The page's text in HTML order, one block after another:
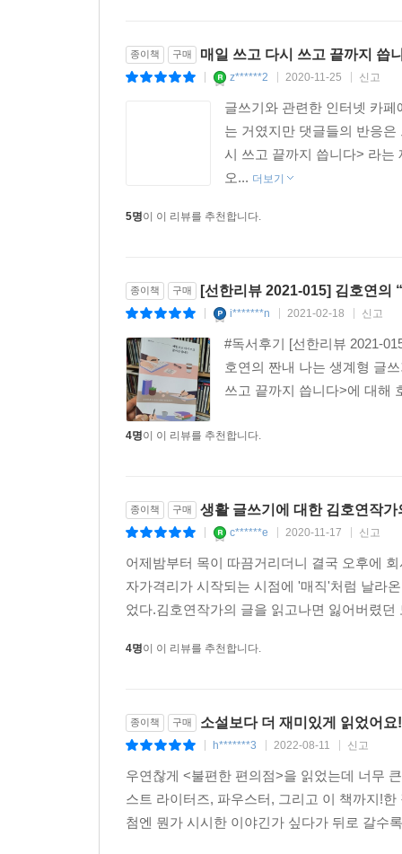
분명한 것은 공복에 내가 쓰는 글에는 늘 어떠한
빈 곳이 늘어날 때마다, 주리고 갈급한 무엇이 그
종이책 구매 매일 쓰고 다시 쓰고 끝까지 씁
z******2 2020-11-25 신고
글쓰기와 관련한 인터넷 카
는 거였지만 댓글들의 반응
시 쓰고 끝까지 씁니다> 라는
오... 더보기
5명이 이 리뷰를 추천합니다.
종이책 구매 [선한리뷰 2021-015] 김호연의
i*******n 2021-02-18 신고
#독서후기 [선한리뷰 2021-
호연의 짠내 나는 생계형 글
쓰고 끝까지 씁니다>에 대해
4명이 이 리뷰를 추천합니다.
종이책 구매 생활 글쓰기에 대한 김호연작가
c******e 2020-11-17 신고
어제밤부터 목이 따끔거리더니 결국 오후에
자가격리가 시작되는 시점에 '매직'처럼 날라
었다.김호연작가의 글을 읽고나면 잃어버렸
4명이 이 리뷰를 추천합니다.
종이책 구매 소설보다 더 재미있게 읽었어요
h*******3 2022-08-11 신고
우연찮게 <불편한 편의점>을 읽었는데 너무
스트 라이터즈, 파우스터, 그리고 이 책까지!
첨엔 뭔가 시시한 이야긴가 싶다가 뒤로 갈수